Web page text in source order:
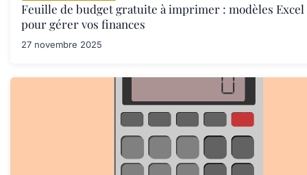
Feuille de budget gratuite à imprimer : modèles Excel
pour gérer vos finances
27 novembre 2025